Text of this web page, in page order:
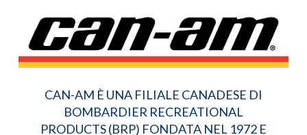
CAN-AM È UNA FILIALE CANADESE DI
BOMBARDIER RECREATIONAL
PRODUCTS (BRP) FONDATA NEL 1972 E